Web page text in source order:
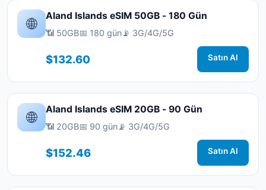
🌐 Aland Islands eSIM 50GB - 180 Gün
📶 50GB📅 180 gün📡 3G/4G/5G
$132.60 Satın Al
🌐 Aland Islands eSIM 20GB - 90 Gün
📶 20GB📅 90 gün📡 3G/4G/5G
$152.46 Satın Al